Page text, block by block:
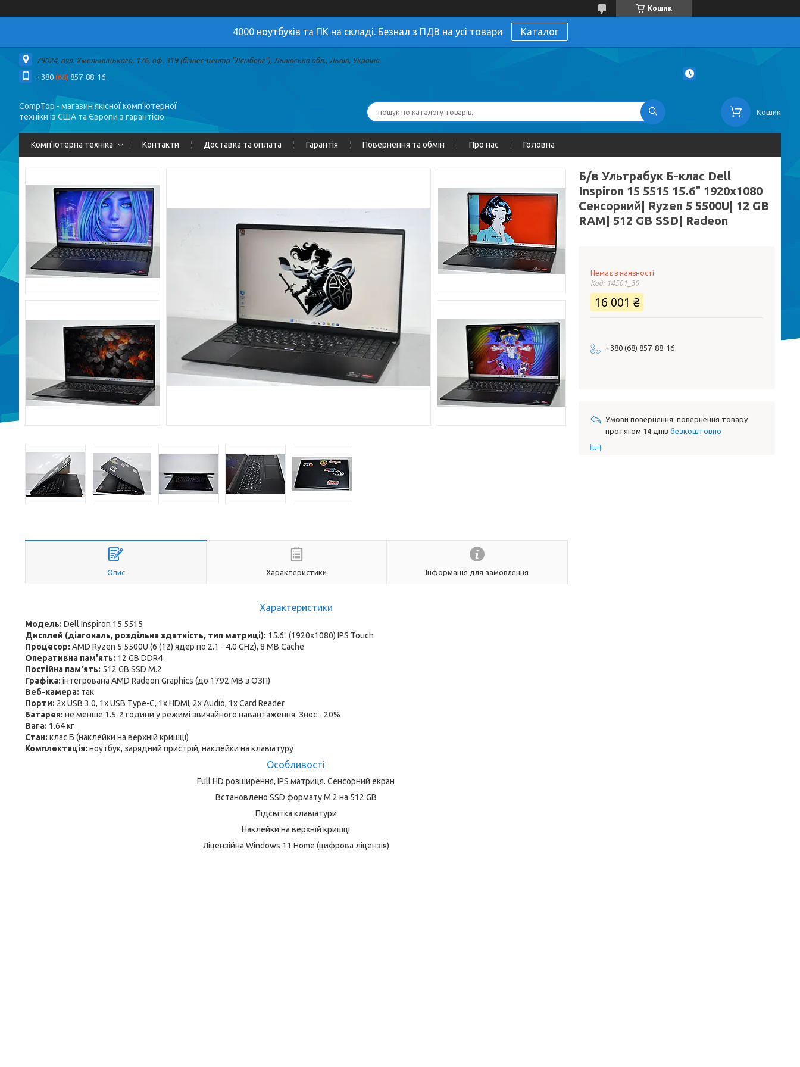
Кошик
4000 ноутбуків та ПК на складі. Безнал з ПДВ на усі товари Каталог
79024, вул. Хмельницького, 176, оф. 319 (бізнес-центр "Лємберг"), Львівська обл., Львів, Україна
+380 (68) 857-88-16
CompTop - магазин якісної комп'ютерної
техніки із США та Європи з гарантією
Кошик
Комп'ютерна техніка Контакти Доставка та оплата Гарантія Повернення та обмін Про нас Головна
Опис Характеристики Інформація для замовлення
Характеристики
Модель: Dell Inspiron 15 5515
Дисплей (діагональ, роздільна здатність, тип матриці): 15.6" (1920x1080) IPS Touch
Процесор: AMD Ryzen 5 5500U (6 (12) ядер по 2.1 - 4.0 GHz), 8 MB Cache
Оперативна пам'ять: 12 GB DDR4
Постійна пам'ять: 512 GB SSD M.2
Графіка: інтегрована AMD Radeon Graphics (до 1792 MB з ОЗП)
Веб-камера: так
Порти: 2x USB 3.0, 1x USB Type-C, 1x HDMI, 2x Audio, 1x Card Reader
Батарея: не менше 1.5-2 години у режимі звичайного навантаження. Знос - 20%
Вага: 1.64 кг
Стан: клас Б (наклейки на верхній кришці)
Комплектація: ноутбук, зарядний пристрій, наклейки на клавіатуру
Особливості
Full HD розширення, IPS матриця. Сенсорний екран
Встановлено SSD формату M.2 на 512 GB
Підсвітка клавіатури
Наклейки на верхній кришці
Ліцензійна Windows 11 Home (цифрова ліцензія)
Б/в Ультрабук Б-клас Dell
Inspiron 15 5515 15.6" 1920x1080
Сенсорний| Ryzen 5 5500U| 12 GB
RAM| 512 GB SSD| Radeon
Немає в наявності
Код: 14501_39
16 001 ₴
+380 (68) 857-88-16
повернення товару
протягом 14 днів безкоштовно